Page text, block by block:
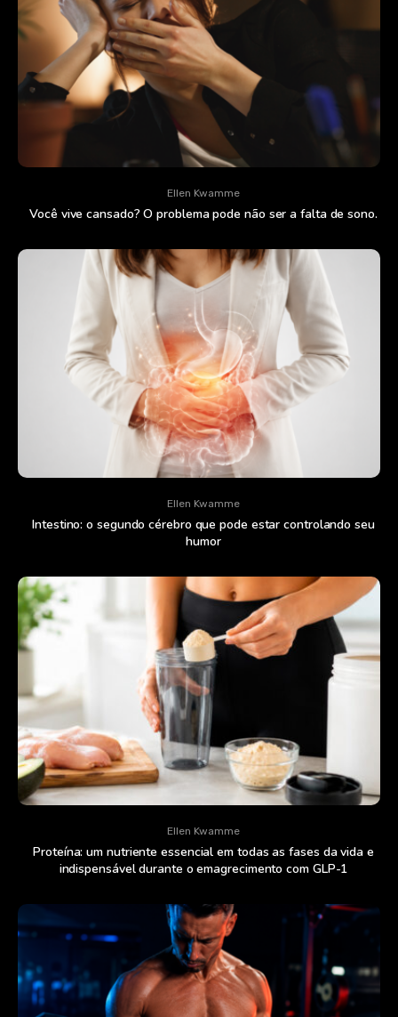
Ellen Kwamme
Você vive cansado? O problema pode não ser a falta de sono.
Ellen Kwamme
Intestino: o segundo cérebro que pode estar controlando seu
humor
Ellen Kwamme
Proteína: um nutriente essencial em todas as fases da vida e
indispensável durante o emagrecimento com GLP-1